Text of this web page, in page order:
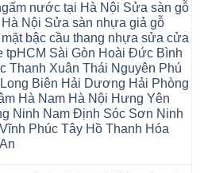
nước tại Hà Nội Sửa sàn gỗ
Nội Sửa sàn nhựa giả gỗ
bậc cầu thang nhựa sửa cửa
tpHCM Sài Gòn Hoài Đức Bình
Thanh Xuân Thái Nguyên Phú
Biên Hải Dương Hải Phòng
Hà Nam Hà Nội Hưng Yên
Ninh Nam Định Sóc Sơn Ninh
Phúc Tây Hồ Thanh Hóa